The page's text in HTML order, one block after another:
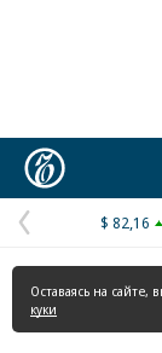
Предыдущая
страница
$ 82,16
Оставаясь на сайте,
куки